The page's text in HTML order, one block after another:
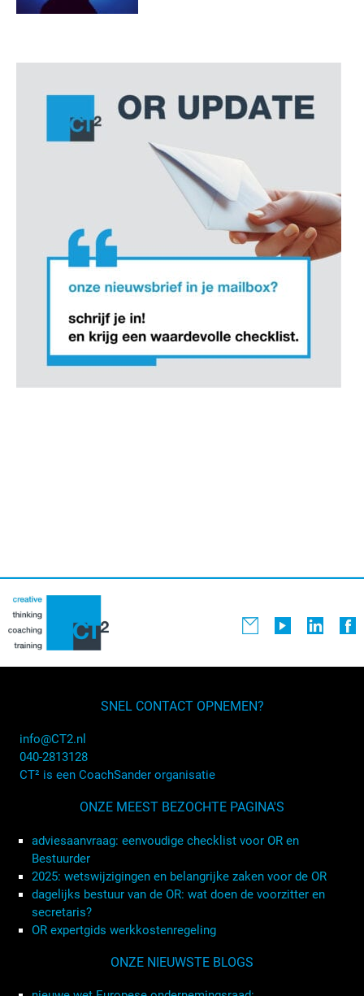
Sidebar
SNEL CONTACT OPNEMEN?
info@CT2.nl
040-2813128
CT² is een CoachSander organisatie
ONZE MEEST BEZOCHTE PAGINA'S
adviesaanvraag: eenvoudige checklist voor OR en
Bestuurder
2025: wetswijzigingen en belangrijke zaken voor de OR
dagelijks bestuur van de OR: wat doen de voorzitter en
secretaris?
OR expertgids werkkostenregeling
ONZE NIEUWSTE BLOGS